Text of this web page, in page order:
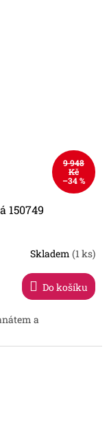
9 948
Kč
–34 %
150749
Skladem (1 ks)
Do košíku
a